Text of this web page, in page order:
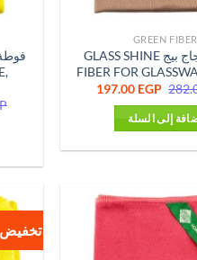
GREEN FIBER
فوطة الزجاج بيج GLASS SHINE
FIBER FOR
السعر
هو:
282.00 EGP.
197.00 EGP
السعر
إلى السلة